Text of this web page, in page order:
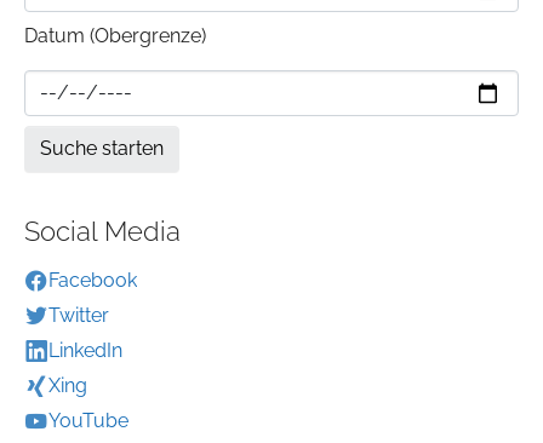
Datum (Obergrenze)
Social Media
Facebook
Twitter
LinkedIn
Xing
YouTube